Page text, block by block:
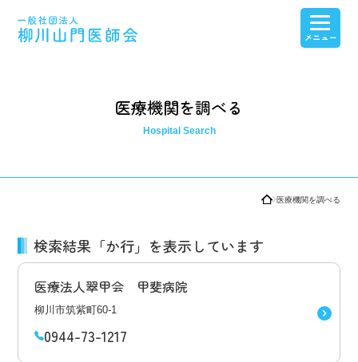
医師会紹介・産業保健センター紹介
医療機関を調べる
医療機関を調べる
検索結果「か行」を表示しています
医療法人翠甲会 甲斐病院
柳川市筑紫町60-1
0944-73-1217